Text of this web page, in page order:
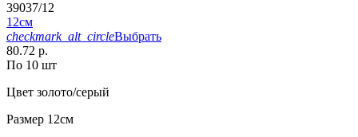
39037/12
12см
checkmark_alt_circleВыбрать
80.72 р.
По 10 шт
Цвет золото/серый
Размер 12см